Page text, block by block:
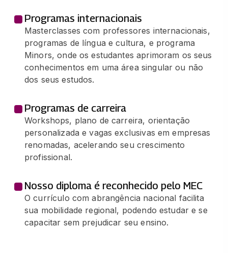
Programas internacionais
Masterclasses com professores internacionais,
programas de língua e cultura, e programa
Minors, onde os estudantes aprimoram os seus
conhecimentos em uma área singular ou não
dos seus estudos.
Programas de carreira
Workshops, plano de carreira, orientação
personalizada e vagas exclusivas em empresas
renomadas, acelerando seu crescimento
profissional.
Nosso diploma é reconhecido pelo MEC
O currículo com abrangência nacional facilita
sua mobilidade regional, podendo estudar e se
capacitar sem prejudicar seu ensino.